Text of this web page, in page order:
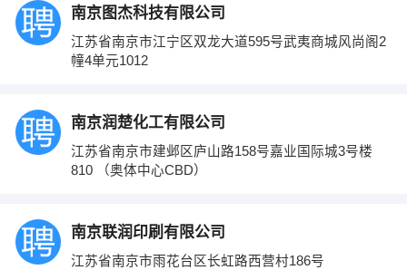
南京图杰科技有限公司
江苏省南京市江宁区双龙大道595号武夷商城风尚阁2
幢4单元1012
南京润楚化工有限公司
江苏省南京市建邺区庐山路158号嘉业国际城3号楼
810 （奥体中心CBD）
南京联润印刷有限公司
江苏省南京市雨花台区长虹路西营村186号